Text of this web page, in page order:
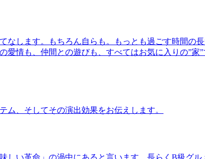
なします。もちろん自らも。もっとも過ごす時間の
情も、仲間との遊びも、すべてはお気に入りの”家
ム、そしてその演出効果をお伝えします。